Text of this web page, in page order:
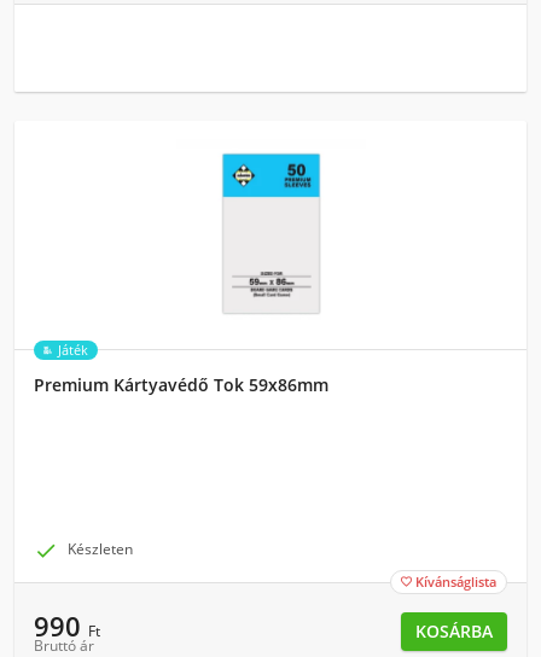
Játék
Premium Kártyavédő Tok 59x86mm
 Készleten
 Kívánságlista
990 Ft
Bruttó ár
KOSÁRBA